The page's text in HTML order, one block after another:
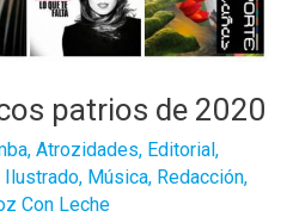
patrios de 2020
, Atrozidades, Editorial,
Ilustrado, Música, Redacción,
Con Leche